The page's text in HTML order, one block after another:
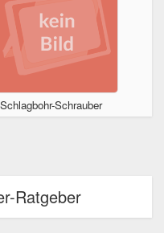
Schlagbohr-Schrauber
Ratgeber